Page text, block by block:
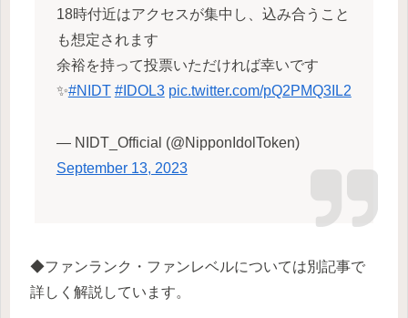
18時付近はアクセスが集中し、込み合うこと
も想定されます
余裕を持って投票いただければ幸いです
✨#NIDT #IDOL3 pic.twitter.com/pQ2PMQ3IL2
— NIDT_Official (@NipponIdolToken)
September 13, 2023
◆ファンランク・ファンレベルについては別記事で
詳しく解説しています。